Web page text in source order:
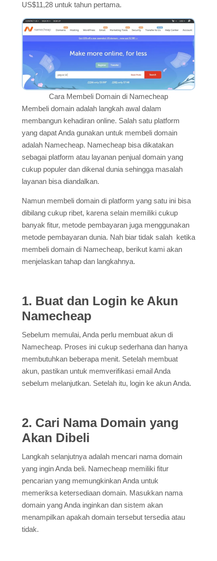
US$11,28 untuk tahun pertama.
Cara Membeli Domain di Namecheap
Membeli domain adalah langkah awal dalam
membangun kehadiran online. Salah satu platform
yang dapat Anda gunakan untuk membeli domain
adalah Namecheap. Namecheap bisa dikatakan
sebagai platform atau layanan penjual domain yang
cukup populer dan dikenal dunia sehingga masalah
layanan bisa diandalkan.
Namun membeli domain di platform yang satu ini bisa
dibilang cukup ribet, karena selain memiliki cukup
banyak fitur, metode pembayaran juga menggunakan
metode pembayaran dunia. Nah biar tidak salah ketika
membeli domain di Namecheap, berikut kami akan
menjelaskan tahap dan langkahnya.
1. Buat dan Login ke Akun
Namecheap
Sebelum memulai, Anda perlu membuat akun di
Namecheap. Proses ini cukup sederhana dan hanya
membutuhkan beberapa menit. Setelah membuat
akun, pastikan untuk memverifikasi email Anda
sebelum melanjutkan. Setelah itu, login ke akun Anda.
2. Cari Nama Domain yang
Akan Dibeli
Langkah selanjutnya adalah mencari nama domain
yang ingin Anda beli. Namecheap memiliki fitur
pencarian yang memungkinkan Anda untuk
memeriksa ketersediaan domain. Masukkan nama
domain yang Anda inginkan dan sistem akan
menampilkan apakah domain tersebut tersedia atau
tidak.